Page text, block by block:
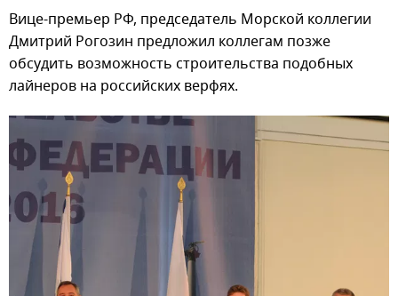
Вице-премьер РФ, председатель Морской коллегии
Дмитрий Рогозин предложил коллегам позже
обсудить возможность строительства подобных
лайнеров на российских верфях.